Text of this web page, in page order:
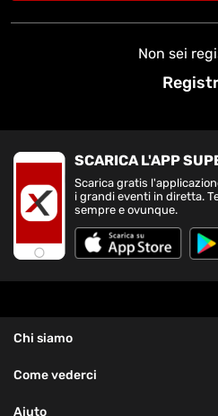
Non sei
SCARICA L'APP
Scarica gratis
i grandi eventi in diretta.
sempre e ovunque.
Chi siamo
Come vederci
Aiuto